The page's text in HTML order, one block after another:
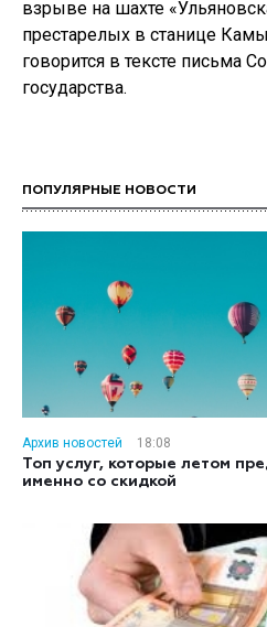
взрыве на шахте
престарелых в станице
говорится в тексте письма
государства.
ПОПУЛЯРНЫЕ НОВОСТИ
Архив новостей
18:08
Топ услуг, которые летом
именно со скидкой